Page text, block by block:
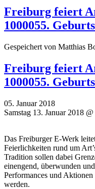
Freiburg feiert
1000055.
Gespeichert von Matthias
Freiburg feiert
1000055.
05. Januar 2018
Samstag 13. Januar 2018
Das Freiburger E-Werk
Feierlichkeiten rund um
Tradition sollen dabei
einengend, überwunden
Performances und
werden.